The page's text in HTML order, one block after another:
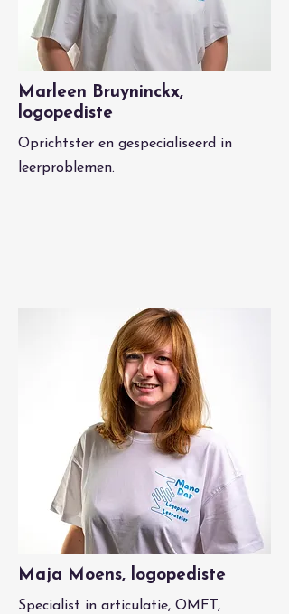
Marleen Bruyninckx,
logopediste
Oprichtster en gespecialiseerd in
leerproblemen.
Maja Moens, logopediste
Specialist in articulatie, OMFT,